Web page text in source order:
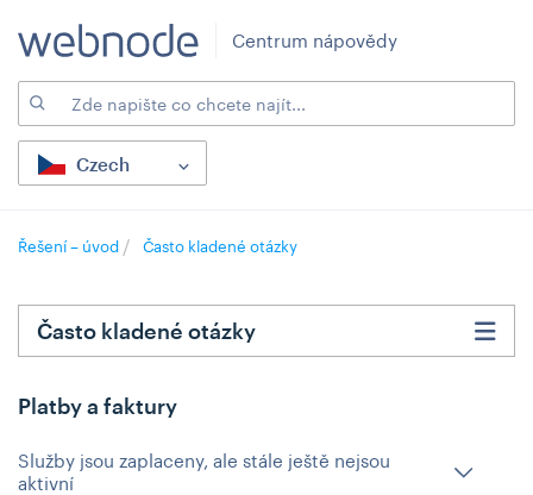
Centrum nápovědy
Czech
Řešení – úvod Často kladené otázky
Platby a faktury
Služby jsou zaplaceny, ale stále ještě nejsou
aktivní
Často kladené otázky